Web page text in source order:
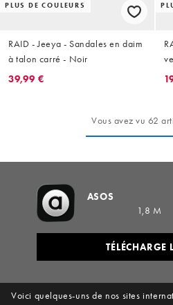
PLUS DE COULEURS
RAID - Jeeya - Sandales en daim
à talon carré - Noir
39,99 €
Vous avez vu 62
Voici quelques-uns de nos sites
ASOS
1,8 M
TÉLÉCHARGE